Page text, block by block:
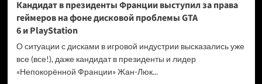
Кандидат в президенты Франции выступил за права
геймеров на фоне дисковой проблемы GTA
6 и PlayStation
О ситуации с дисками в игровой индустрии высказались уже
все (все!), даже кандидат в президенты и лидер
«Непокорённой Франции» Жан-Люк...